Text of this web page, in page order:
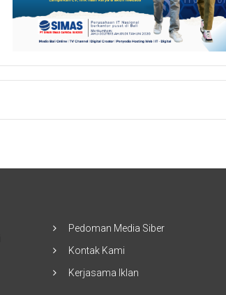
Pedoman Media Siber
Kontak Kami
Kerjasama Iklan